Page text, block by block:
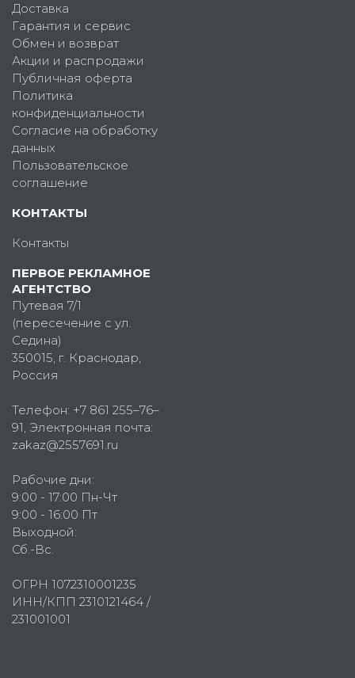
Доставка
Гарантия и сервис
Обмен и возврат
Акции и распродажи
Публичная оферта
Политика
конфиденциальности
Согласие на обработку
данных
Пользовательское
соглашение
КОНТАКТЫ
Контакты
ПЕРВОЕ РЕКЛАМНОЕ
АГЕНТСТВО
Путевая 7/1
(пересечение с ул.
Седина)
350015, г. Краснодар,
Россия
Телефон: +7 861 255–76–
91, Электронная почта:
zakaz@2557691.ru
Рабочие дни:
9:00 - 17:00 Пн-Чт
9:00 - 16:00 Пт
Выходной:
Сб.-Вс.
ОГРН 1072310001235
ИНН/КПП 2310121464 /
231001001